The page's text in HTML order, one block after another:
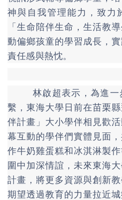
神與自我管理能力，致力
「生命陪伴生命，生活教
動偏鄉孩童的學習成長，
責任感與熱忱。
林啟超表示，為進一
繫，東海大學日前在苗栗
伴計畫」大小學伴相見歡
幕互動的學伴們實體見面
作牛奶雞蛋糕和冰淇淋製
圍中加深情誼，未來東海
計畫，將更多資源與創新
期望透過教育的力量拉近